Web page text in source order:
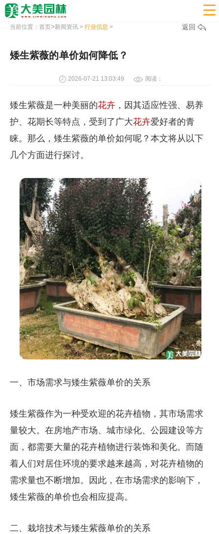

当前位置： 首页>新闻资讯> 行业信息 > 返回
矮生紫薇的单价如何降低？
2026-07-21 13:03:49 阅读：
矮生紫薇是一种美丽的花卉，因其适应性强、易养
护、花期长等特点，受到了广大花卉爱好者的青
睐。那么，矮生紫薇的单价如何呢？本文将从以下
几个方面进行探讨。
一、市场需求与矮生紫薇单价的关系
矮生紫薇作为一种受欢迎的花卉植物，其市场需求
量较大。在房地产市场、城市绿化、公园建设等方
面，都需要大量的花卉植物进行装饰和美化。而随
着人们对居住环境的要求越来越高，对花卉植物的
需求量也不断增加。因此，在市场需求的影响下，
矮生紫薇的单价也会相应提高。
二、栽培技术与矮生紫薇单价的关系